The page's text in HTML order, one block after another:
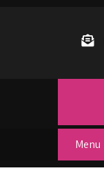
Menu